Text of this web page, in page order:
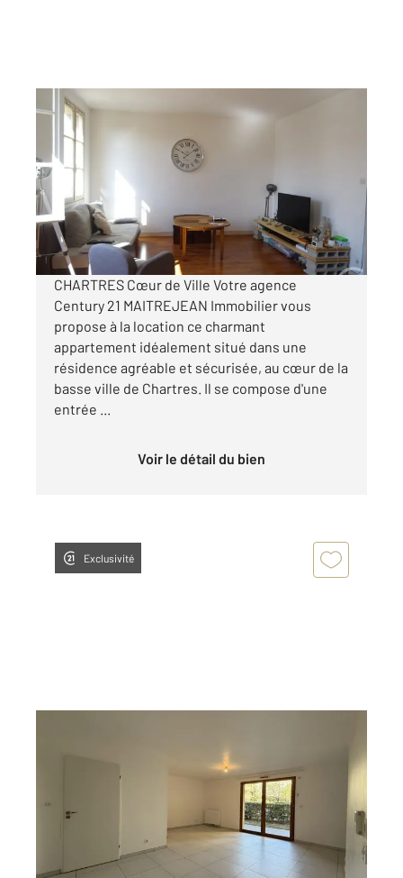
CHARTRES 28
55,82 m
, 2 pièces
Ref : 28443
Appartement T2 à louer
730 €
par mois charges comprises
CHARTRES Cœur de Ville Votre agence
Century 21 MAITREJEAN Immobilier vous
propose à la location ce charmant
appartement idéalement situé dans une
résidence agréable et sécurisée, au cœur de la
basse ville de Chartres. Il se compose d'une
entrée ...
Voir le détail du bien
Exclusivité
Appartement F4 à louer
1 190 €
par mois charges comprises